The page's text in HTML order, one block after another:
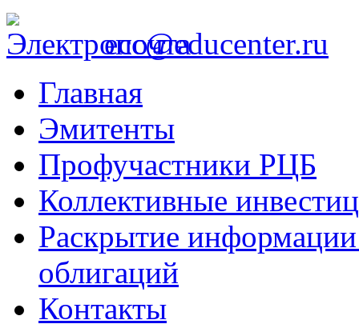
ecc@educenter.ru
Главная
Эмитенты
Профучастники РЦБ
Коллективные
Раскрытие информации
облигаций
Контакты